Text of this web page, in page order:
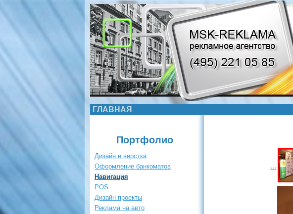
ГЛАВНАЯ
Портфолио
Дизайн и верстка
Оформление банкоматов
Навигация
POS
Дизайн проекты
Реклама на авто
...